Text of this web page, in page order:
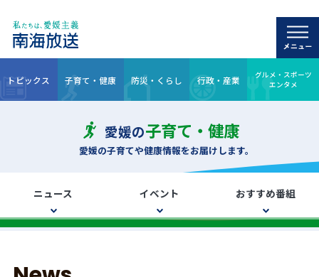
トピックス 子育て・健康 防災・くらし 行政・産業
グルメ・スポーツ
エンタメ
愛媛の子育て・健康
愛媛の子育てや健康情報をお届けします。
ニュース イベント おすすめ番組